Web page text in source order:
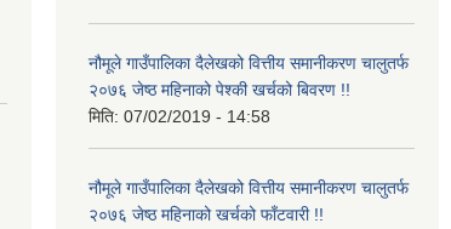
नौमूले गाउँपालिका दैलेखको वित्तीय समानीकरण चालुतर्फ
२०७६ जेष्ठ महिनाको पेश्की खर्चको बिवरण !!
मिति: 07/02/2019 - 14:58
नौमूले गाउँपालिका दैलेखको वित्तीय समानीकरण चालुतर्फ
२०७६ जेष्ठ महिनाको खर्चको फाँटवारी !!